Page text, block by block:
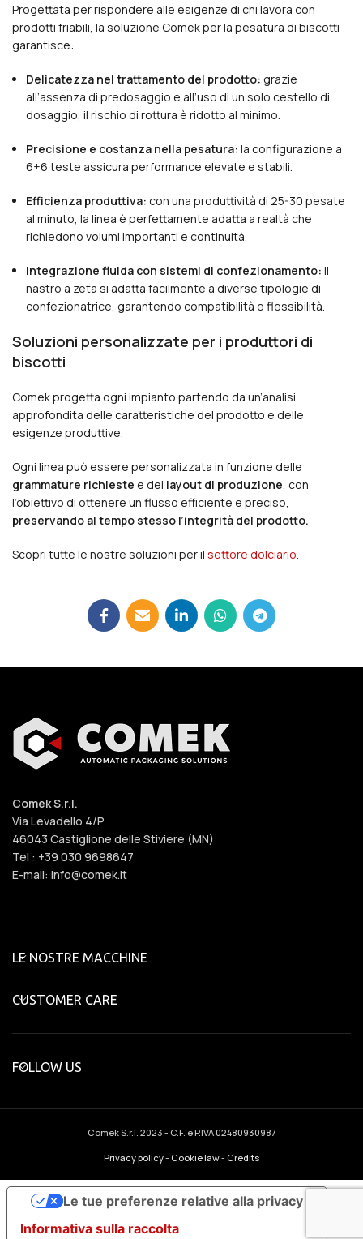
Progettata per rispondere alle esigenze di chi lavora con
prodotti friabili, la soluzione Comek per la pesatura di biscotti
garantisce:
Delicatezza nel trattamento del prodotto: grazie
all’assenza di predosaggio e all’uso di un solo cestello di
dosaggio, il rischio di rottura è ridotto al minimo.
Precisione e costanza nella pesatura: la configurazione a
6+6 teste assicura performance elevate e stabili.
Efficienza produttiva: con una produttività di 25-30 pesate
al minuto, la linea è perfettamente adatta a realtà che
richiedono volumi importanti e continuità.
Integrazione fluida con sistemi di confezionamento: il
nastro a zeta si adatta facilmente a diverse tipologie di
confezionatrice, garantendo compatibilità e flessibilità.
Soluzioni personalizzate per i produttori di
biscotti
Comek progetta ogni impianto partendo da un’analisi
approfondita delle caratteristiche del prodotto e delle
esigenze produttive.
Ogni linea può essere personalizzata in funzione delle
grammature richieste e del layout di produzione , con
l’obiettivo di ottenere un flusso efficiente e preciso,
preservando al tempo stesso l’integrità del prodotto.
Scopri tutte le nostre soluzioni per il settore dolciario
Comek S.r.l.
Via Levadello 4/P
46043 Castiglione delle Stiviere (MN)
Tel : +39 030 9698647
E-mail: info@comek.it
LE NOSTRE MACCHINE
CUSTOMER CARE
FOLLOW US
Comek S.r.l. 2023 - C.F. e P.IVA 02480930987
Privacy policy- Cookie law- Credits
Informativa sulla raccolta
Le tue preferenze relative alla privacy